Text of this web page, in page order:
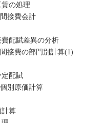
の処理
接費会計
配賦差異の分析
接費の部門別計算(1)
配賦
別原価計算
算